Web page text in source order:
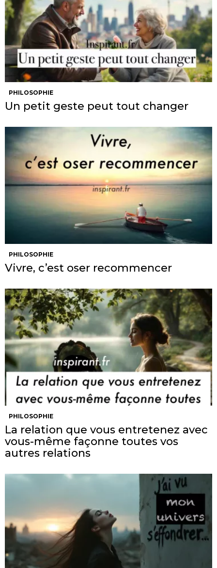
PHILOSOPHIE
Un petit geste peut tout changer
PHILOSOPHIE
Vivre, c’est oser recommencer
PHILOSOPHIE
La relation que vous entretenez avec
vous-même façonne toutes vos
autres relations